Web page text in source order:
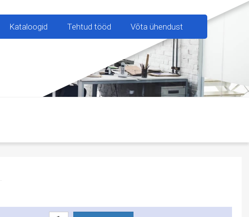
Kataloogid Tehtud tööd Võta ühendust